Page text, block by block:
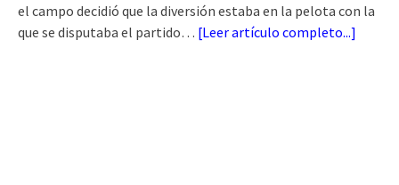
el campo decidió que la diversión estaba en la pelota con la
que se disputaba el partido… [Leer artículo completo...]